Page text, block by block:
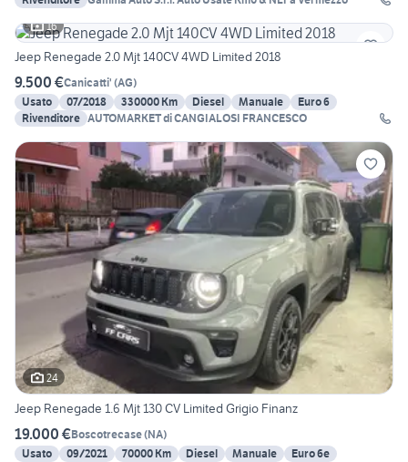
16
Jeep Renegade 2.0 Mjt 140CV 4WD Limited 2018
9.500 €Canicatti' (AG)
Usato
07/2018 330000 Km Diesel Manuale
Euro 6
Rivenditore AUTOMARKET di CANGIALOSI FRANCESCO
24
Jeep Renegade 1.6 Mjt 130 CV Limited Grigio Finanz
19.000 €Boscotrecase(NA)
Usato
09/2021 70000 Km Diesel Manuale
Euro 6e